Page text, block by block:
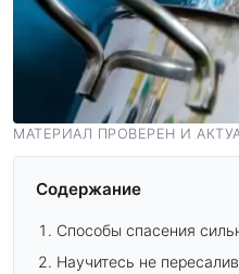
МАТЕРИАЛ ПРОВЕРЕН И
Содержание
Способы спасения
Научитесь не